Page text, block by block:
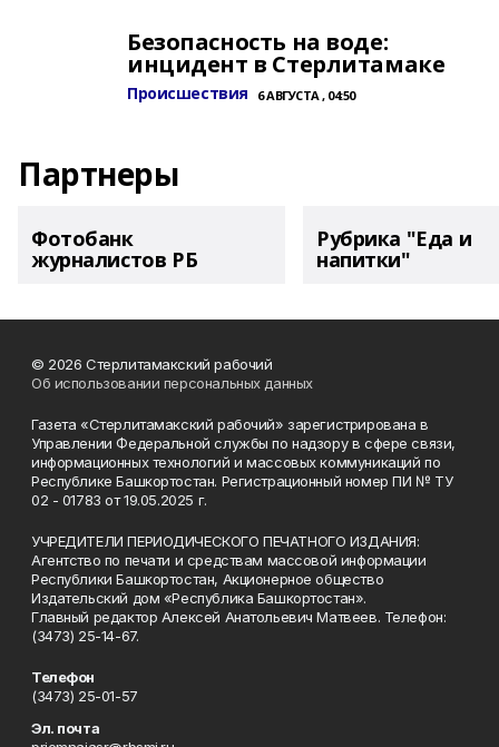
Безопасность на воде:
инцидент в Стерлитамаке
Происшествия 6 АВГУСТА , 04:50
Партнеры
Фотобанк
журналистов РБ
Рубрика "Еда и
напитки"
© 2026 Стерлитамакский рабочий
Об использовании персональных данных
Газета «Стерлитамакский рабочий» зарегистрирована в
Управлении Федеральной службы по надзору в сфере связи,
информационных технологий и массовых коммуникаций по
Республике Башкортостан. Регистрационный номер ПИ № ТУ
02 - 01783 от 19.05.2025 г.
УЧРЕДИТЕЛИ ПЕРИОДИЧЕСКОГО ПЕЧАТНОГО ИЗДАНИЯ:
Агентство по печати и средствам массовой информации
Республики Башкортостан, Акционерное общество
Издательский дом «Республика Башкортостан».
Главный редактор Алексей Анатольевич Матвеев. Телефон:
(3473) 25-14-67.
Телефон
(3473) 25-01-57
Эл. почта